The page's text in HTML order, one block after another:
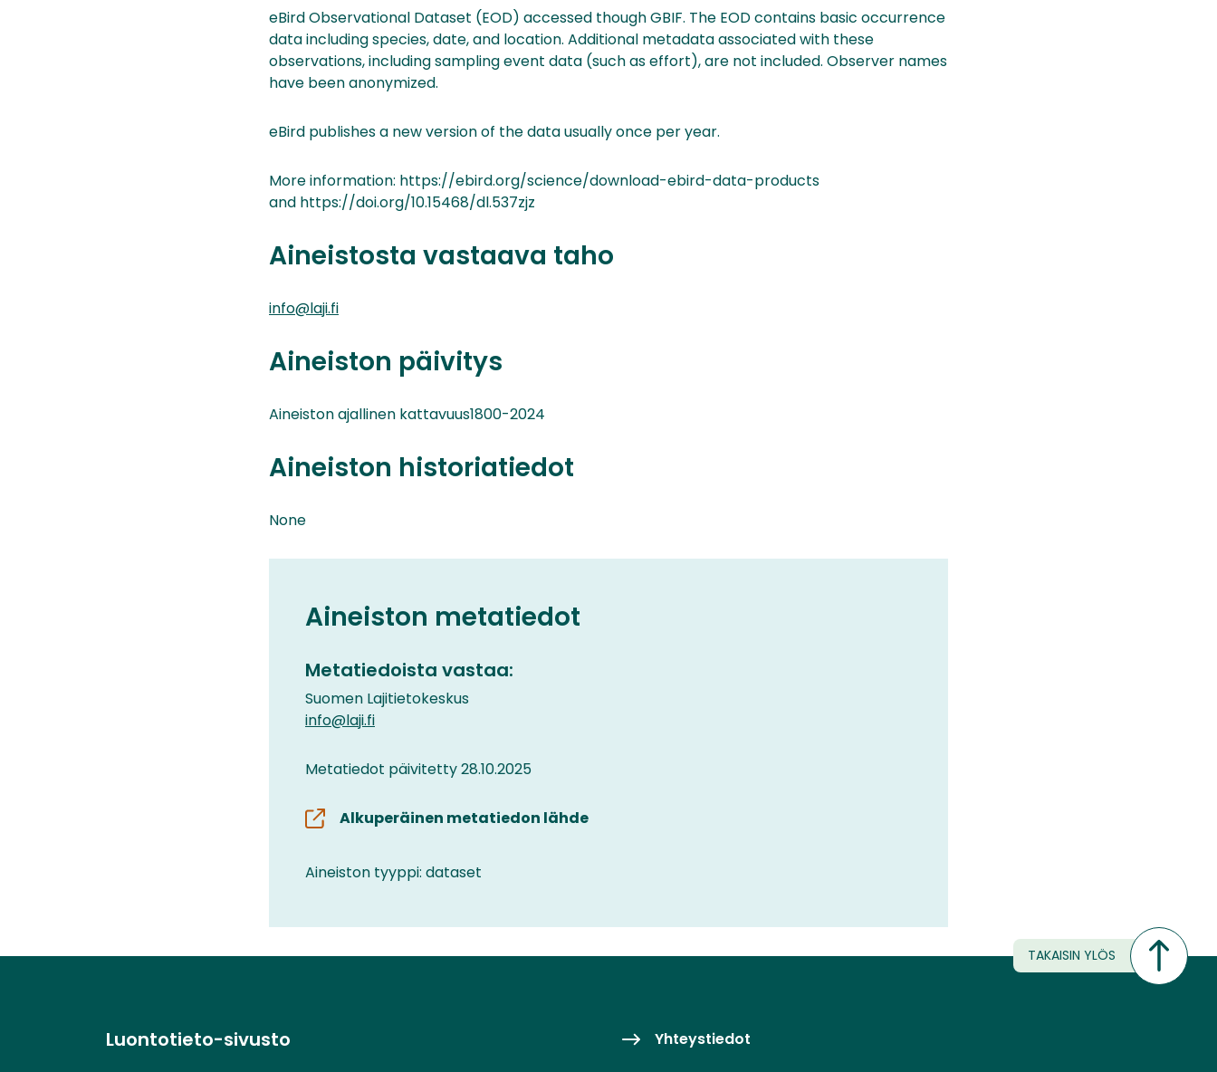
eBird Observational Dataset (EOD) accessed though GBIF. The EOD contains basic occurrence
data including species, date, and location. Additional metadata associated with these
observations, including sampling event data (such as effort), are not included. Observer names
have been anonymized.
eBird publishes a new version of the data usually once per year.
More information: https://ebird.org/science/download-ebird-data-products
and https://doi.org/10.15468/dl.537zjz
Aineistosta vastaava taho
info@laji.fi
Aineiston päivitys
Aineiston ajallinen kattavuus1800-2024
Aineiston historiatiedot
None
Aineiston metatiedot
Metatiedoista vastaa:
Suomen Lajitietokeskus
info@laji.fi
Metatiedot päivitetty 28.10.2025
Alkuperäinen metatiedon lähde
Aineiston tyyppi: dataset
TAKAISIN YLÖS
Luontotieto-sivusto
Yhteystiedot